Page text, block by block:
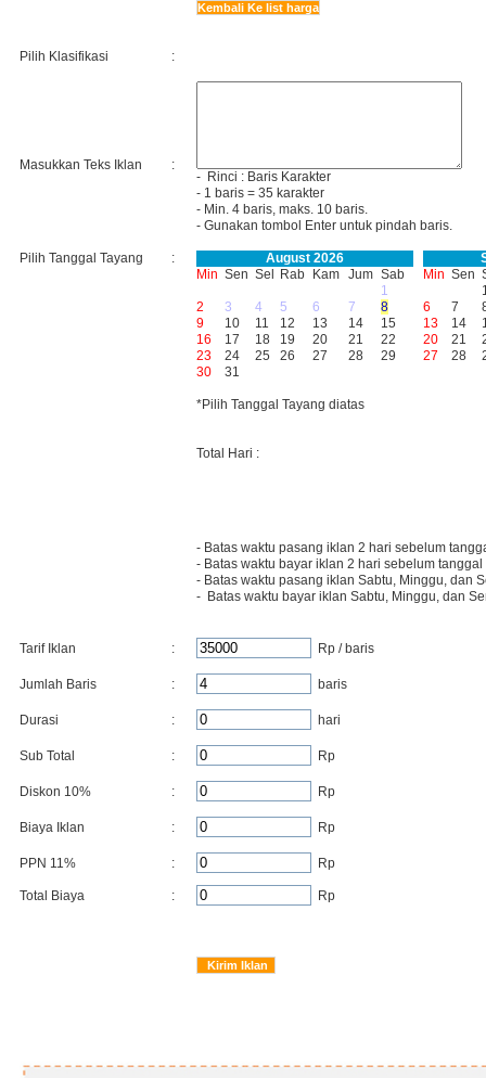
Kembali Ke list harga
Pilih Klasifikasi :
Masukkan Teks Iklan :
- Rinci : Baris Karakter
- 1 baris = 35 karakter
- Min. 4 baris, maks. 10 baris.
- Gunakan tombol Enter untuk pindah baris.
Pilih Tanggal Tayang :
August 2026
Min Sen Sel Rab Kam Jum Sab
1
2
3 4 5 6 7
8
9
10 11 12 13 14
15
16
17 18 19 20 21
22
23
24 25 26 27 28
29
30
31
Min Sen
6
7
13
14
20
21
27
28
*Pilih Tanggal Tayang diatas
Total Hari :
- Batas waktu pasang iklan 2 hari sebelum
- Batas waktu bayar iklan 2 hari sebelum tanggal
- Batas waktu pasang iklan Sabtu, Minggu, dan
- Batas waktu bayar iklan Sabtu, Minggu, dan
Tarif Iklan : Rp / baris
Jumlah Baris : baris
Durasi : hari
Sub Total : Rp
Diskon 10% : Rp
Biaya Iklan : Rp
PPN 11% : Rp
Total Biaya : Rp